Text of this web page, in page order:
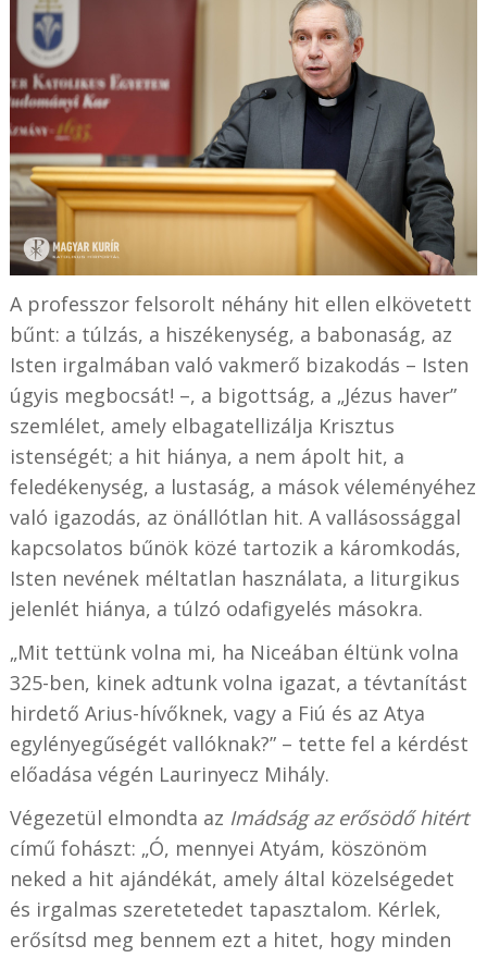
A professzor felsorolt néhány hit ellen elkövetett
bűnt: a túlzás, a hiszékenység, a babonaság, az
Isten irgalmában való vakmerő bizakodás – Isten
úgyis megbocsát! –, a bigottság, a „Jézus haver”
szemlélet, amely elbagatellizálja Krisztus
istenségét; a hit hiánya, a nem ápolt hit, a
feledékenység, a lustaság, a mások véleményéhez
való igazodás, az önállótlan hit. A vallásossággal
kapcsolatos bűnök közé tartozik a káromkodás,
Isten nevének méltatlan használata, a liturgikus
jelenlét hiánya, a túlzó odafigyelés másokra.
„Mit tettünk volna mi, ha Niceában éltünk volna
325-ben, kinek adtunk volna igazat, a tévtanítást
hirdető Arius-hívőknek, vagy a Fiú és az Atya
egylényegűségét vallóknak?” – tette fel a kérdést
előadása végén Laurinyecz Mihály.
Végezetül elmondta az Imádság az erősödő hitért
című fohászt: „Ó, mennyei Atyám, köszönöm
neked a hit ajándékát, amely által közelségedet
és irgalmas szeretetedet tapasztalom. Kérlek,
erősítsd meg bennem ezt a hitet, hogy minden